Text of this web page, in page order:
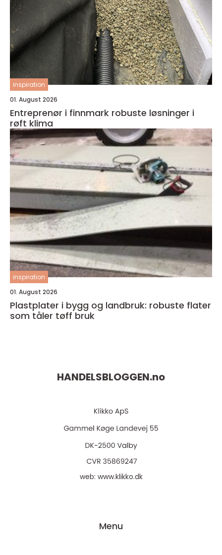
inspiration
01. August 2026
Entreprenør i finnmark robuste løsninger i
røft klima
inspiration
01. August 2026
Plastplater i bygg og landbruk: robuste flater
som tåler tøff bruk
HANDELSBLOGGEN.no
web: www.klikko.dk
Menu